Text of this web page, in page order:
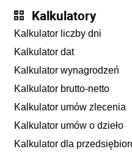
Kalkulatory
Kalkulator liczby dni
Kalkulator dat
Kalkulator wynagrodzeń
Kalkulator brutto-netto
Kalkulator umów zlecenia
Kalkulator umów o dzieło
Kalkulator dla